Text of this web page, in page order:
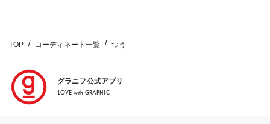
TOP コーディネート一覧 つう
グラニフ公式アプリ
LOVE with GRAPHIC